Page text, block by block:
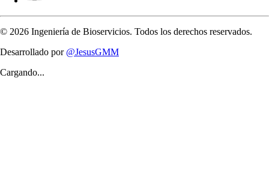
© 2026 Ingeniería de Bioservicios. Todos los derechos reservados.
Desarrollado por @JesusGMM
Cargando...